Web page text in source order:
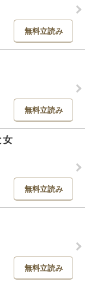
無料立読み
無料立読み
女
無料立読み
無料立読み